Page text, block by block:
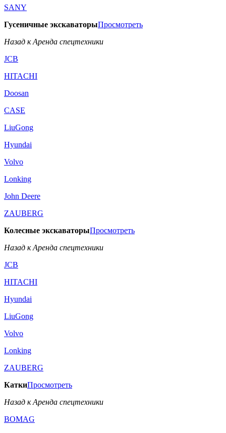
SANY
Гусеничные экскаваторыПросмотреть
Назад к Аренда спецтехники
JCB
HITACHI
Doosan
CASE
LiuGong
Hyundai
Volvo
Lonking
John Deere
ZAUBERG
Колесные экскаваторыПросмотреть
Назад к Аренда спецтехники
JCB
HITACHI
Hyundai
LiuGong
Volvo
Lonking
ZAUBERG
КаткиПросмотреть
Назад к Аренда спецтехники
BOMAG